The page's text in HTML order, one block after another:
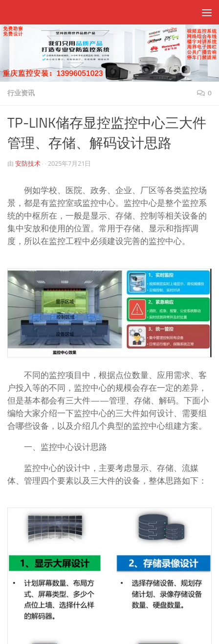
行业资讯 0
TP-LINK储存显控监控中心三大件
管理、存储、解码设计思路
由 安防技术 · · 2025年7月21日
例如学校、医院、政务、企业、厂区等各类监控场
景，都是有监控室或监控中心。监控中心是整个监控系
统的中枢所在，一般是显示、存储、控制等相关设备的
集中安放和使用的位置。常用于存储、显示和指挥调
度，所以在监控工程中必须建设完善的监控中心。
不同的监控项目中，根据点位数量、应用需求、客
户投入等的不同，监控中心的规模会存在一定的差异，
但是基本都会有三大件——管理、存储、解码。下面小
编给大家介绍一下监控中心的三大件如何设计、需要组
合哪些设备，以及介绍几个典型的监控中心组建方案。
一、监控中心设计思路
监控中心的设计中，主要考虑显示、存储、流媒
体、管理四个要素以及三大件的设备，整体思路如下：